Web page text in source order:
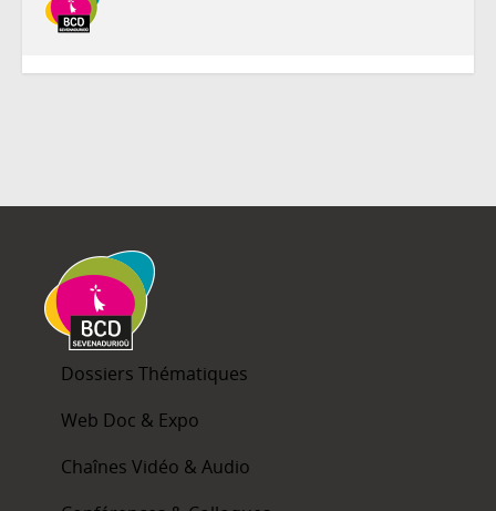
Dossiers Thématiques
Web Doc & Expo
Chaînes Vidéo & Audio